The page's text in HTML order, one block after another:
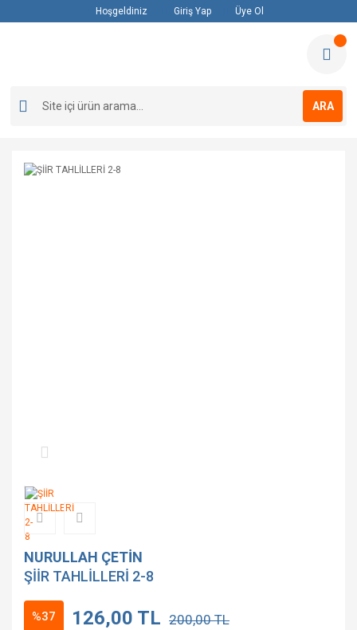
Hoşgeldiniz Giriş Yap Üye Ol
ARA
NURULLAH ÇETİN
ŞİİR TAHLİLLERİ 2-8
%37 126,00 TL 200,00 TL